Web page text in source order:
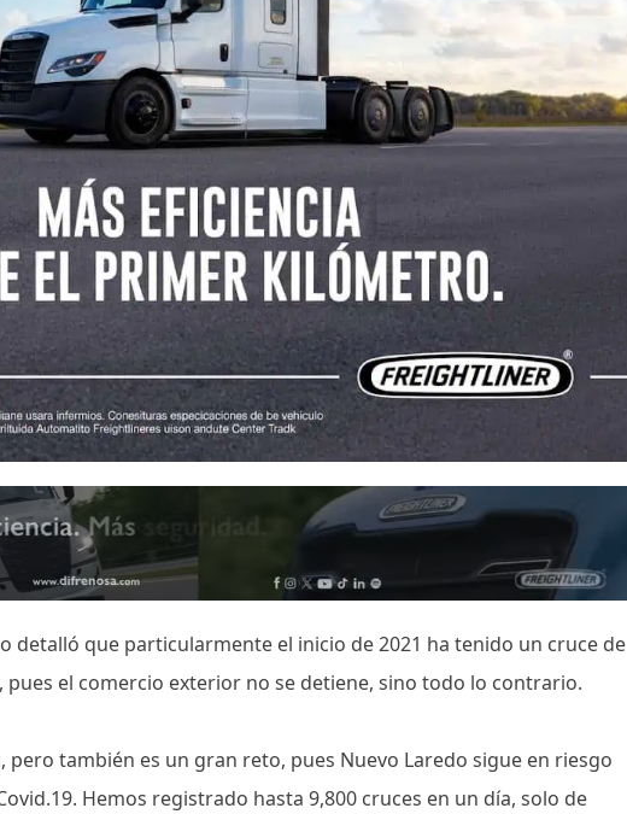
detalló que particularmente el inicio de 2021 ha tenido un cruce de
el comercio exterior no se detiene, sino todo lo contrario.
pero también es un gran reto, pues Nuevo Laredo sigue en riesgo
Hemos registrado hasta 9,800 cruces en un día, solo de